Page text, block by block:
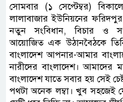
সোমবার (১ সেপ্টেম্বর)
লালাবাজার ইউনিয়নের ফরিদপুর
নতুন সংবিধান, বিচার ও
আয়োজিত এক উঠানবৈঠকে
বাংলাদেশ আপনার-আমার
নারীদের বাংলাদেশ। আমাদের
বাংলাদেশ যাতে সবার হয় সেই
পথটা অনেক লম্বা। খুব